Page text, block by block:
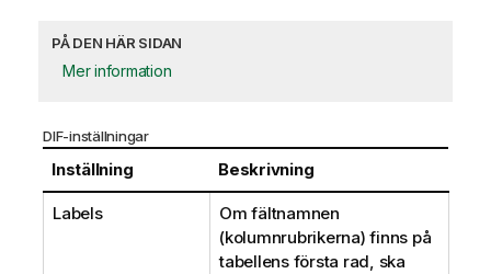
PÅ DEN HÄR SIDAN
Mer information
DIF-inställningar
Inställning Beskrivning
Labels
Om fältnamnen
(kolumnrubrikerna) finns på
tabellens första rad, ska